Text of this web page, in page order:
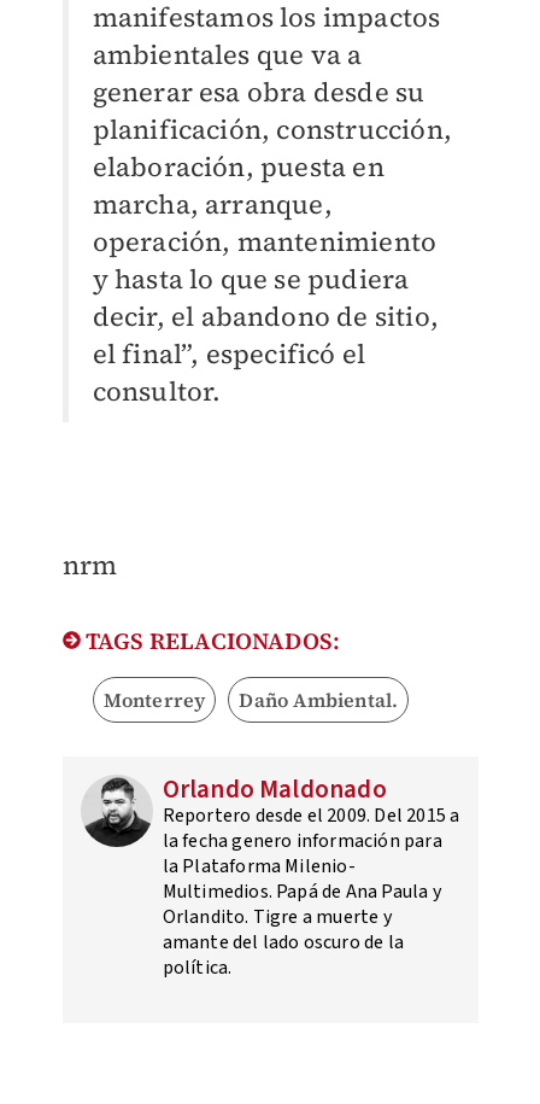
manifestamos los impactos
ambientales que va a
generar esa obra desde su
planificación, construcción,
elaboración, puesta en
marcha, arranque,
operación, mantenimiento
y hasta lo que se pudiera
decir, el abandono de sitio,
el final”, especificó el
consultor.
nrm
TAGS RELACIONADOS:
Monterrey Daño Ambiental.
Orlando Maldonado
Reportero desde el 2009. Del 2015 a
la fecha genero información para
la Plataforma Milenio-
Multimedios. Papá de Ana Paula y
Orlandito. Tigre a muerte y
amante del lado oscuro de la
política.